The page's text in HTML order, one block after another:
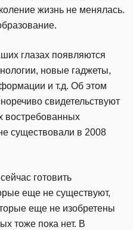
жизнь не менялась.
глазах появляются
новые гаджеты,
и т.д. Об этом
свидетельствуют
востребованных
существовали в 2008
готовить
еще не существуют,
еще не изобретены
тоже пока нет. В